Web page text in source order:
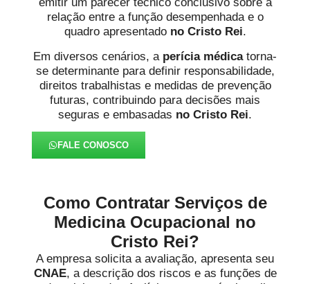
emitir um parecer técnico conclusivo sobre a
relação entre a função desempenhada e o
quadro apresentado no Cristo Rei.
Em diversos cenários, a perícia médicatorna-
se determinante para definir responsabilidade,
direitos trabalhistas e medidas de prevenção
futuras, contribuindo para decisões mais
seguras e embasadas no Cristo Rei.
FALE CONOSCO
Como Contratar Serviços de
Medicina Ocupacional no
Cristo Rei?
A empresa solicita a avaliação, apresenta seu
CNAE, a descrição dos riscos e as funções de